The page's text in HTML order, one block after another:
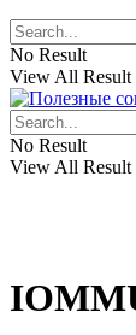
No Result
View All Result
No Result
View All Result